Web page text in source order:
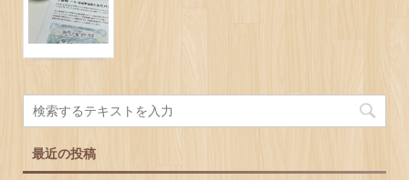
最近の投稿